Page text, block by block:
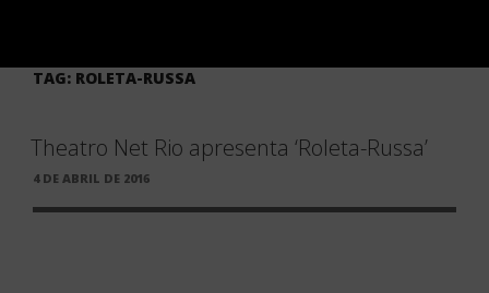
TAG: ROLETA-RUSSA
Theatro Net Rio apresenta ‘Roleta-Russa’
PUBLICADO
4 DE ABRIL DE 2016